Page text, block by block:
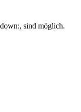
, sind möglich.